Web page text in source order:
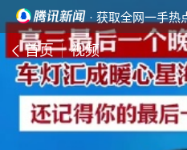
· 获取全网一手热
首页 视频